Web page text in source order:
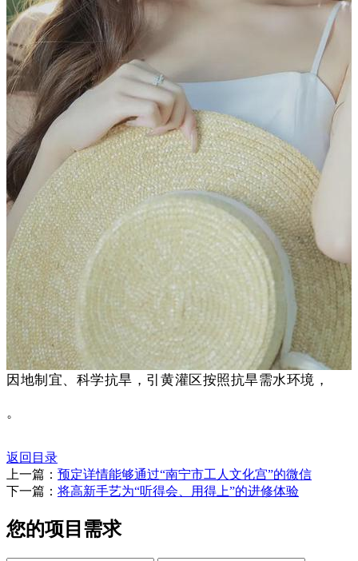
因地制宜、科学抗旱，引黄灌区按照抗旱需水环境，
。
返回目录
上一篇： 预定详情能够通过“南宁市工人文化宫”的微信
下一篇： 将高新手艺为“听得会、用得上”的进修体验
您的项目需求